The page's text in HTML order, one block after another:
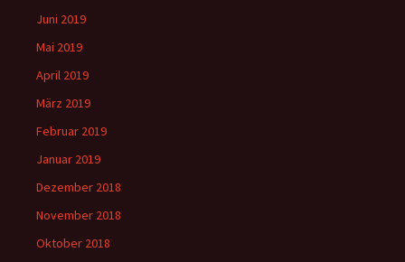
Juni 2019
Mai 2019
April 2019
März 2019
Februar 2019
Januar 2019
Dezember 2018
November 2018
Oktober 2018